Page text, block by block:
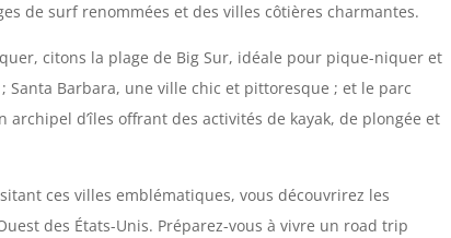
de surf renommées et des villes côtières charmantes.
citons la plage de Big Sur, idéale pour pique-niquer et
Santa Barbara, une ville chic et pittoresque ; et le parc
archipel d’îles offrant des activités de kayak, de plongée et
ces villes emblématiques, vous découvrirez les
des États-Unis. Préparez-vous à vivre un road trip